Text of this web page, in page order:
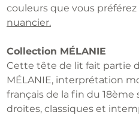
couleurs que vous
nuancier.
Collection MÉLANIE
Cette tête de lit fait partie
MÉLANIE, interprétation
français de la fin du 18ème
droites, classiques et